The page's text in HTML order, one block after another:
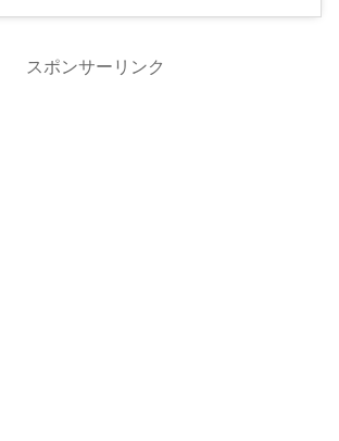
スポンサーリンク